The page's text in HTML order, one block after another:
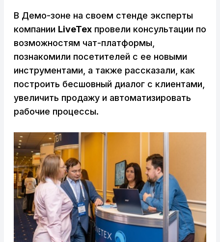
В Демо-зоне на своем стенде эксперты
компании LiveTex провели консультации по
возможностям чат-платформы,
познакомили посетителей с ее новыми
инструментами, а также рассказали, как
построить бесшовный диалог с клиентами,
увеличить продажу и автоматизировать
рабочие процессы.